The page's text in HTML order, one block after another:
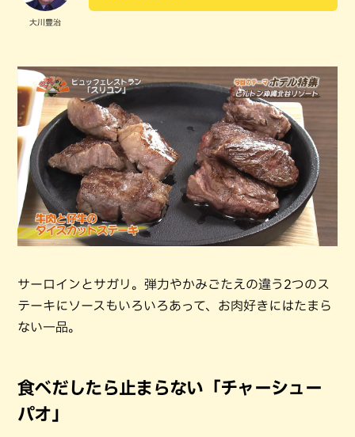
大川豊治
サーロインとサガリ。弾力やかみごたえの違う2つのス
テーキにソースもいろいろあって、お肉好きにはたまら
ない一品。
食べだしたら止まらない「チャーシュー
パオ」